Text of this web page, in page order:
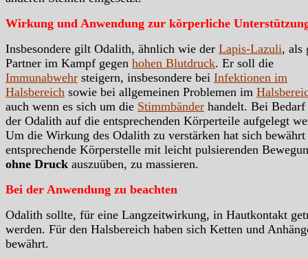
Wirkung und Anwendung zur körperliche
Insbesondere gilt Odalith, ähnlich wie der Lapis-Lazuli, als
Partner im Kampf gegen hohen Blutdruck. Er soll die
Immunabwehr steigern, insbesondere bei Infektionen im
Halsbereich sowie bei allgemeinen Problemen im
auch wenn es sich um die Stimmbänder handelt. Bei
der Odalith auf die entsprechenden Körperteile aufgelegt
Um die Wirkung des Odalith zu verstärken hat sich bewährt
entsprechende Körperstelle mit leicht pulsierenden
ohne Druck auszuüben, zu massieren.
Bei der Anwendung zu beachten
Odalith sollte, für eine Langzeitwirkung, in Hautkontakt
werden. Für den Halsbereich haben sich Ketten und
bewährt.